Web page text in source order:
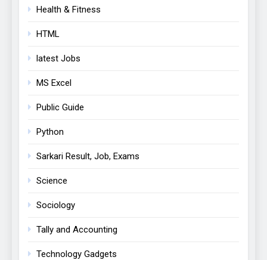
Health & Fitness
HTML
latest Jobs
MS Excel
Public Guide
Python
Sarkari Result, Job, Exams
Science
Sociology
Tally and Accounting
Technology Gadgets